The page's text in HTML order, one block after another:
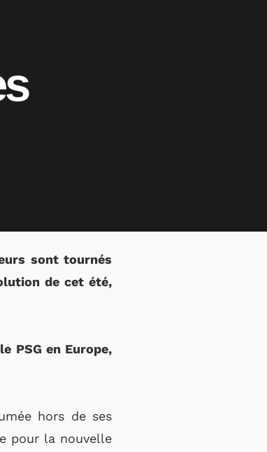
sont tournés
de cet été,
PSG en Europe,
hors de ses
pour la nouvelle